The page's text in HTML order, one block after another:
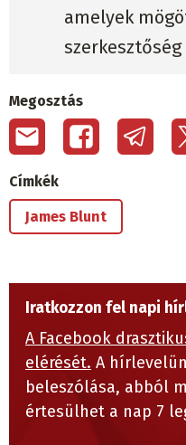
amelyek
szerkesztőség
Megosztás
Címkék
James Blunt
Iratkozzon fel napi
A Facebook
elérését. A
beleszólása, abból
értesülhet a nap 7